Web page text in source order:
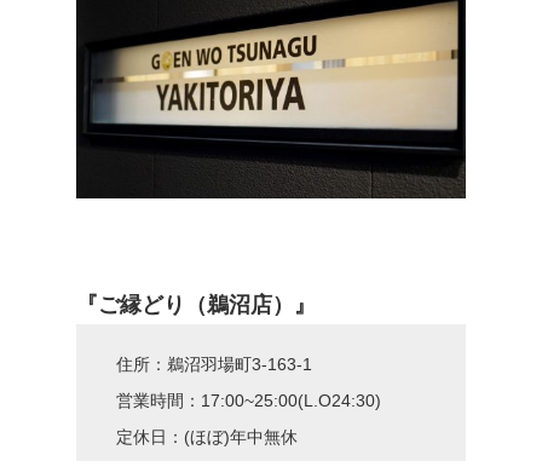
『ご縁どり（鵜沼店）』
住所：鵜沼羽場町3-163-1
営業時間：17:00~25:00(L.O24:30)
定休日：(ほぼ)年中無休